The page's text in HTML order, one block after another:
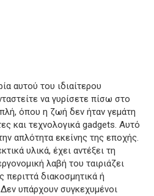
αυτού του ιδιαίτερου
να γυρίσετε πίσω στο
όπου η ζωή δεν ήταν γεμάτη
και τεχνολογικά gadgets. Αυτό
απλότητα εκείνης της εποχής.
υλικά, έχει αντέξει τη
λαβή του ταιριάζει
περιττά διακοσμητικά ή
υπάρχουν συγκεχυμένοι